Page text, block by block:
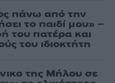
πάνω από την
το παιδί μου» –
του πατέρα και
του ιδιοκτήτη
της Μήλου σε